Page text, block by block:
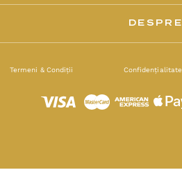
DESPRE
Termeni & Condiții Confidențialitate